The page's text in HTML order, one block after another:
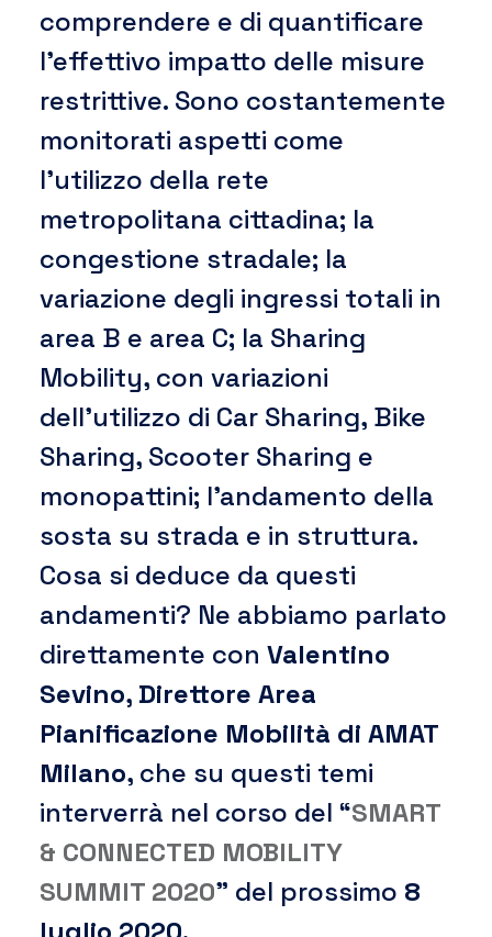
comprendere e di quantificare
l’effettivo impatto delle misure
restrittive. Sono costantemente
monitorati aspetti come
l’utilizzo della rete
metropolitana cittadina; la
congestione stradale; la
variazione degli ingressi totali in
area B e area C; la Sharing
Mobility, con variazioni
dell’utilizzo di Car Sharing, Bike
Sharing, Scooter Sharing e
monopattini; l’andamento della
sosta su strada e in struttura.
Cosa si deduce da questi
andamenti? Ne abbiamo parlato
direttamente con Valentino
Sevino, Direttore Area
Pianificazione Mobilità di AMAT
Milano, che su questi temi
interverrà nel corso del “SMART
& CONNECTED MOBILITY
SUMMIT 2020” del prossimo 8